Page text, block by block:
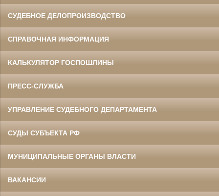
СУДЕБНОЕ ДЕЛОПРОИЗВОДСТВО
СПРАВОЧНАЯ ИНФОРМАЦИЯ
КАЛЬКУЛЯТОР ГОСПОШЛИНЫ
ПРЕСС-СЛУЖБА
УПРАВЛЕНИЕ СУДЕБНОГО ДЕПАРТАМЕНТА
СУДЫ СУБЪЕКТА РФ
МУНИЦИПАЛЬНЫЕ ОРГАНЫ ВЛАСТИ
ВАКАНСИИ